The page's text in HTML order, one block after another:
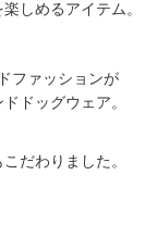
しめるアイテム。
ファッションが
ドッグウェア。
だわりました。